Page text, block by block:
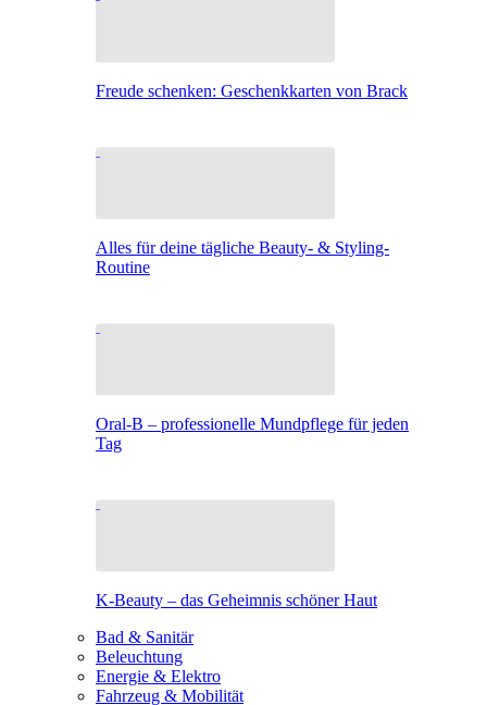
Freude schenken: Geschenkkarten von Brack
Alles für deine tägliche Beauty- & Styling-
Routine
Oral-B – professionelle Mundpflege für jeden
Tag
K-Beauty – das Geheimnis schöner Haut
Bad & Sanitär
Beleuchtung
Energie & Elektro
Fahrzeug & Mobilität